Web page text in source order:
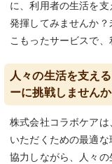
に、利用者の生活を
発揮してみませんか
こもったサービスで
人々の生活を支え
ーに挑戦しませんか
株式会社コラボケア
いただくための最適
協力しながら、人々